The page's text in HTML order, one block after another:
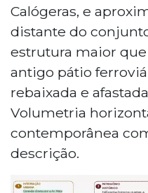
Calógeras, e
distante do
estrutura maior que
antigo pátio
rebaixada e
Volumetria
contemporânea
descrição.